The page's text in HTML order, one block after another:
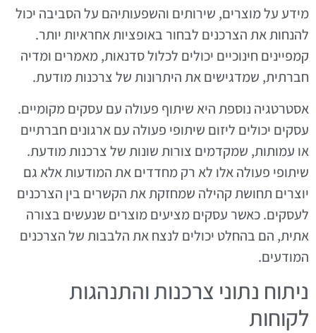
מידע על מוצרים, שירותים והשפעותיהם על הסביבה יכול
להנחות את הצרכנים לבחור באופציות אחראיות יותר.
קמפיינים חינוכיים יכולים לכלול סדנאות, מאמרים ומדיה
חברתית, שמדגישים את היתרונות של צרכנות מודעת.
אסטרטגיה נוספת היא שיתוף פעולה עם עסקים מקומיים.
עסקים יכולים ליזום שיתופי פעולה עם ארגונים חברתיים
או עמותות, שמקדמים צורות שונות של צרכנות מודעת.
שיתופי פעולה אלו לא רק מחדדים את המודעות אלא גם
יוצרים תחושת קהילה שמחזקת את הקשרים בין הצרכנים
לעסקים. כאשר עסקים מציעים מוצרים שנעשים בצורה
אתית, הם בהחלט יכולים לנצח את הלבבות של הצרכנים
המודעים.
ניתוח נתוני צרכנות והתנהגות
לקוחות